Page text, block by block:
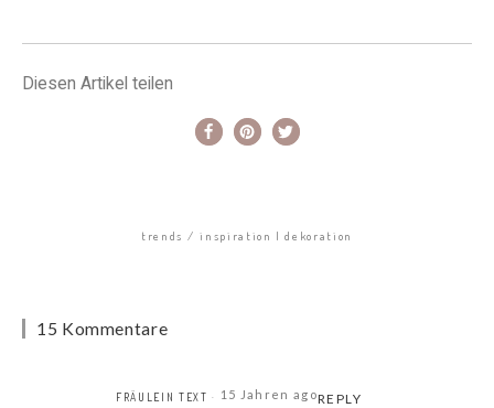
Diesen Artikel teilen
trends inspiration | dekoration
15 Kommentare
FRÄULEIN TEXT 15 Jahren agoREPLY